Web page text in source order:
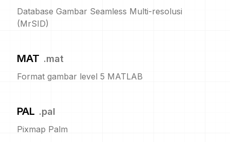
Database Gambar Seamless Multi-resolusi
(MrSID)
MAT .mat
Format gambar level 5 MATLAB
PAL .pal
Pixmap Palm